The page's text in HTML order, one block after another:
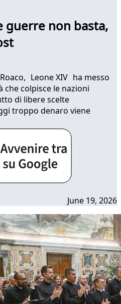
guerre non basta,
Leone XIV ha messo
colpisce le nazioni
di libere scelte
troppo denaro viene
June 19, 2026